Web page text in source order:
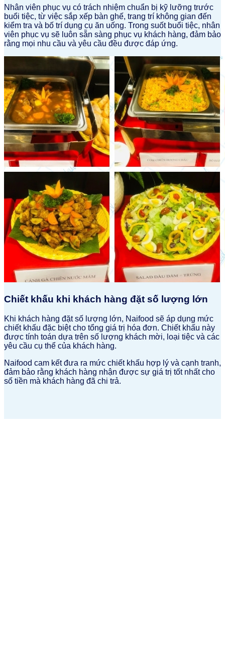
Nhân viên phục vụ có trách nhiệm chuẩn bị kỹ lưỡng trước
buổi tiệc, từ việc sắp xếp bàn ghế, trang trí không gian đến
kiểm tra và bố trí dụng cụ ăn uống. Trong suốt buổi tiệc, nhân
viên phục vụ sẽ luôn sẵn sàng phục vụ khách hàng, đảm bảo
rằng mọi nhu cầu và yêu cầu đều được đáp ứng.
Chiết khấu khi khách hàng đặt số lượng lớn
Khi khách hàng đặt số lượng lớn, Naifood sẽ áp dụng mức
chiết khấu đặc biệt cho tổng giá trị hóa đơn. Chiết khấu này
được tính toán dựa trên số lượng khách mời, loại tiệc và các
yêu cầu cụ thể của khách hàng.
Naifood cam kết đưa ra mức chiết khấu hợp lý và cạnh tranh,
đảm bảo rằng khách hàng nhận được sự giá trị tốt nhất cho
số tiền mà khách hàng đã chi trả.